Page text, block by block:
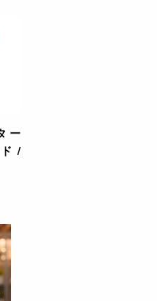
ー
/